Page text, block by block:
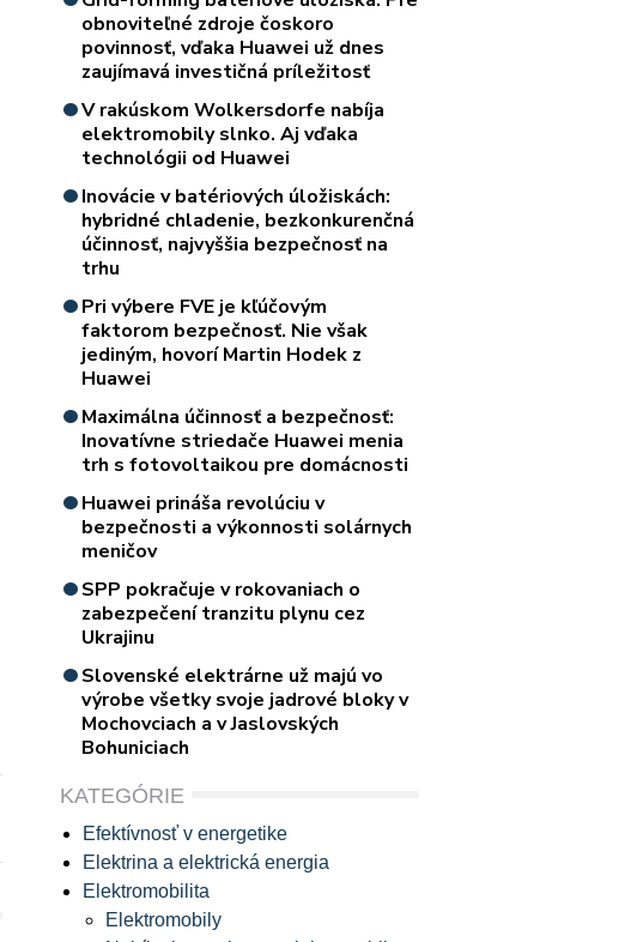
obnoviteľné zdroje čoskoro
povinnosť, vďaka Huawei už dnes
zaujímavá investičná príležitosť
V rakúskom Wolkersdorfe nabíja
elektromobily slnko. Aj vďaka
technológii od Huawei
Inovácie v batériových úložiskách:
hybridné chladenie, bezkonkurenčná
účinnosť, najvyššia bezpečnosť na
trhu
Pri výbere FVE je kľúčovým
faktorom bezpečnosť. Nie však
jediným, hovorí Martin Hodek z
Huawei
Maximálna účinnosť a bezpečnosť:
Inovatívne striedače Huawei menia
trh s fotovoltaikou pre domácnosti
Huawei prináša revolúciu v
bezpečnosti a výkonnosti solárnych
meničov
SPP pokračuje v rokovaniach o
zabezpečení tranzitu plynu cez
Ukrajinu
Slovenské elektrárne už majú vo
výrobe všetky svoje jadrové bloky v
Mochovciach a v Jaslovských
Bohuniciach
KATEGÓRIE
Efektívnosť v energetike
Elektrina a elektrická energia
Elektromobilita
Elektromobily